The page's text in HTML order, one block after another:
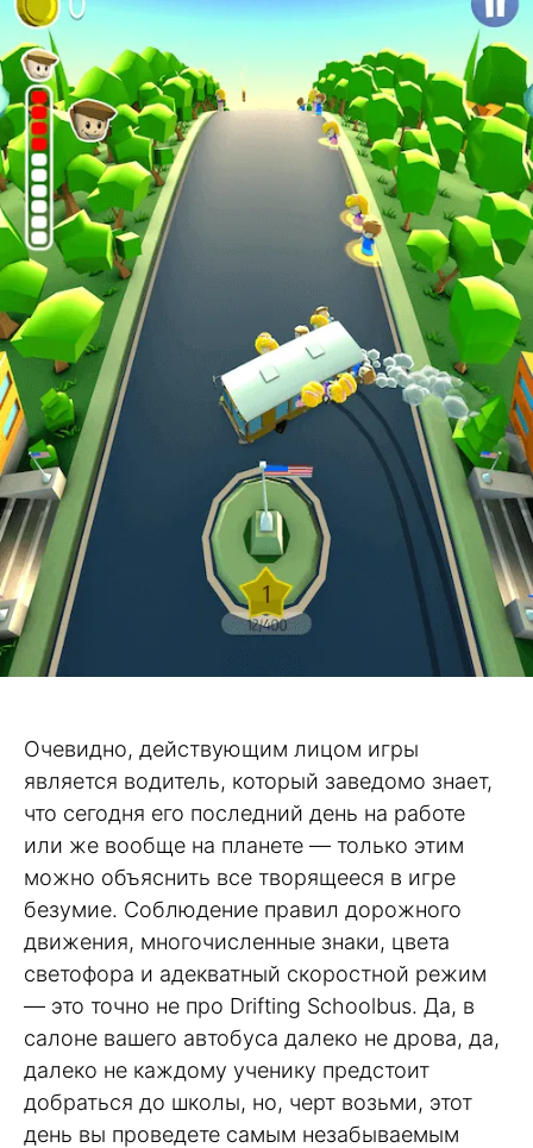
Очевидно, действующим лицом игры
является водитель, который заведомо знает,
что сегодня его последний день на работе
или же вообще на планете — только этим
можно объяснить все творящееся в игре
безумие. Соблюдение правил дорожного
движения, многочисленные знаки, цвета
светофора и адекватный скоростной режим
— это точно не про Drifting Schoolbus. Да, в
салоне вашего автобуса далеко не дрова, да,
далеко не каждому ученику предстоит
добраться до школы, но, черт возьми, этот
день вы проведете самым незабываемым